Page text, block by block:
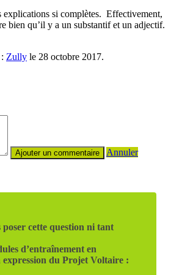
explications si complètes. Effectivement,
bien qu’il y a un substantif et un adjectif.
Zully le 28 octobre 2017.
Annuler
cette question ni tant
d’entraînement en
du Projet Voltaire :